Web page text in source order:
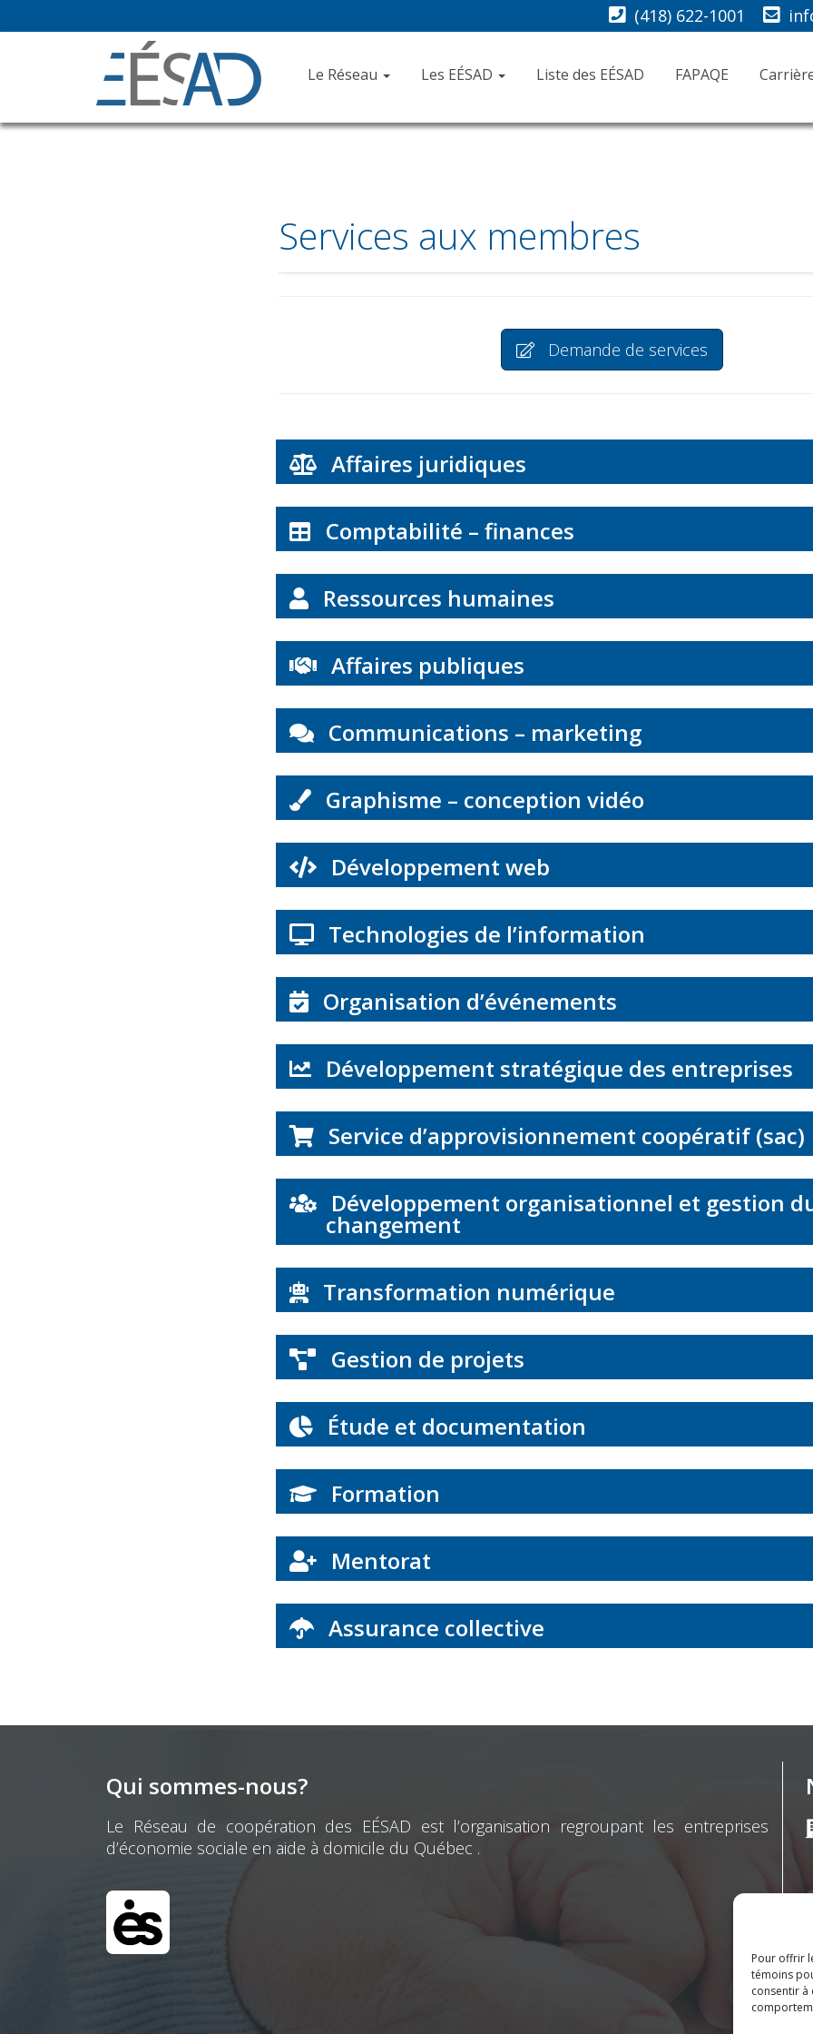
Pour offrir
témoins
consentir à
(418) 622-1001
Le Réseau Les EÉSAD Liste des EÉSAD FAPAQE
Services aux membres
Demande de services
Affaires juridiques
Comptabilité – finances
Ressources humaines
Affaires publiques
Communications – marketing
Graphisme – conception vidéo
Développement web
Technologies de l’information
Organisation d’événements
Développement stratégique des entreprises
Service d’approvisionnement coopératif (sac)
Développement organisationnel et gestion
changement
Transformation numérique
Gestion de projets
Étude et documentation
Formation
Mentorat
Assurance collective
Qui sommes-nous?
Le Réseau de coopération des EÉSAD est l’organisation regroupant les entreprises
d’économie sociale en aide à domicile du Québec .